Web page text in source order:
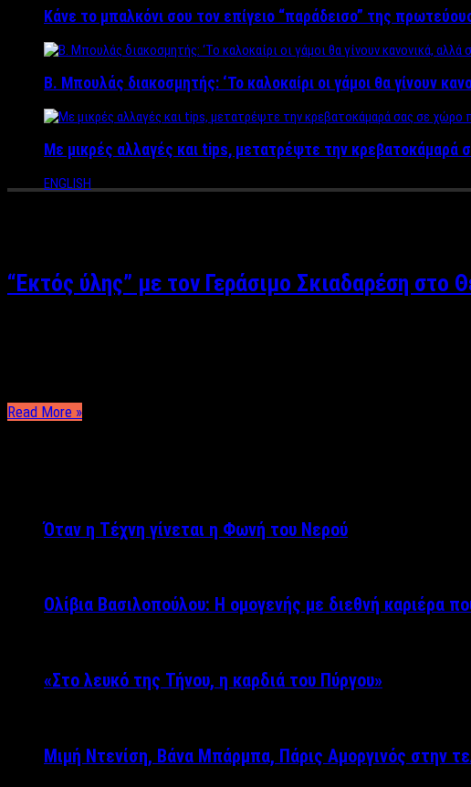
Κάνε το μπαλκόνι σου τον επίγειο “παράδεισο” της
Β. Μπουλάς διακοσμητής: ‘Το καλοκαίρι οι γάμοι θα γίνουν
Με μικρές αλλαγές και tips, μετατρέψτε την κρεβατοκάμαρά
ENGLISH
“Εκτός ύλης” με τον Γεράσιμο Σκιαδαρέση στο
Read More »
Όταν η Τέχνη γίνεται η Φωνή του Νερού
Ολίβια Βασιλοπούλου: Η ομογενής με διεθνή καριέρα
«Στο λευκό της Τήνου, η καρδιά του Πύργου»
Μιμή Ντενίση, Βάνα Μπάρμπα, Πάρις Αμοργινός στην